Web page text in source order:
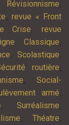
Révisionnisme,
,revue « Front
Crise, revue
Classique,
, Scolastique,
routière,
,Social-
armé,
,Surréalisme,
,Théatre,